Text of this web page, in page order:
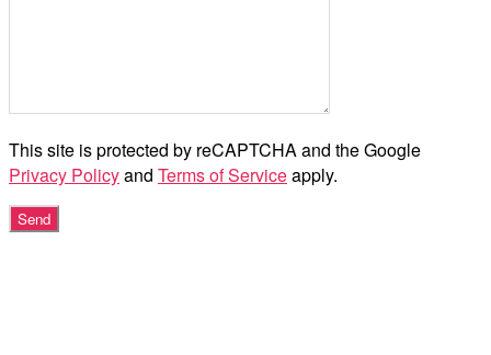
This site is protected by reCAPTCHA and the Google
Privacy Policyand Terms of Serviceapply.